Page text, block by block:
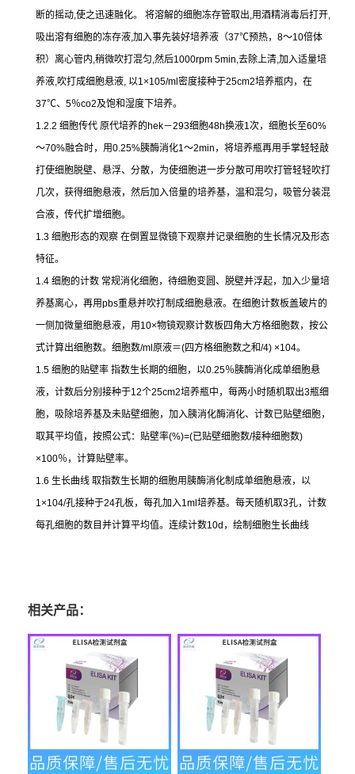
断的摇动,使之迅速融化。 将溶解的细胞冻存管取出,用酒精消毒后打开,
吸出溶有细胞的冻存液,加入事先装好培养液（37℃预热， 8～10倍体
积）离心管内,稍微吹打混匀,然后1000rpm 5min,去除上清,加入适量培
养液,吹打成细胞悬液, 以1×105/ml 密度接种于25cm2培养瓶内，在
37℃、 5％co2及饱和湿度下培养。
1.2.2 细胞传代 原代培养的hek－293细胞48h换液1次，细胞长至60%
～70%融合时，用0.25%胰酶消化1～2min ，将培养瓶再用手掌轻轻敲
打使细胞脱壁、悬浮、分散，为使细胞进一步分散可用吹打管轻轻吹打
几次，获得细胞悬液，然后加入倍量的培养基，温和混匀，吸管分装混
合液，传代扩增细胞。
1.3 细胞形态的观察 在倒置显微镜下观察并记录细胞的生长情况及形态
特征。
1.4 细胞的计数 常规消化细胞，待细胞变圆、脱壁并浮起，加入少量培
养基离心，再用pbs重悬并吹打制成细胞悬液。在细胞计数板盖玻片的
一侧加微量细胞悬液，用 10×物镜观察计数板四角大方格细胞数，按公
式计算出细胞数。细胞数/ml 原液＝(四方格细胞数之和/4) ×104。
1.5 细胞的贴壁率 指数生长期的细胞，以0.25％胰酶消化成单细胞悬
液，计数后分别接种于12个25cm2培养瓶中，每两小时随机取出3瓶细
胞，吸除培养基及未贴壁细胞，加入胰消化酶消化、计数已贴壁细胞，
取其平均值，按照公式：贴壁率(%)=(已贴壁细胞数/接种细胞数)
×100％，计算贴壁率。
1.6 生长曲线 取指数生长期的细胞用胰酶消化制成单细胞悬液，以
1×104/孔接种于24孔板，每孔加入1ml 培养基。每天随机取3孔，计数
每孔细胞的数目并计算平均值。连续计数10d ，绘制细胞生长曲线
相关产品：